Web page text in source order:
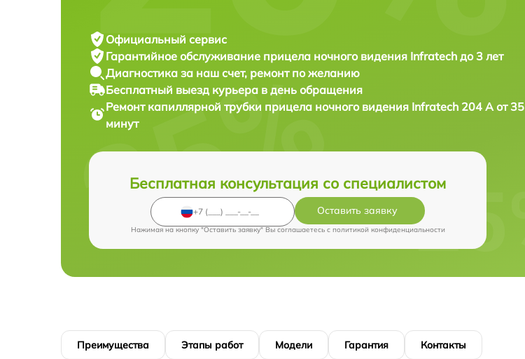
Официальный сервис
Гарантийное обслуживание прицела ночного видения Infratech до 3 лет
Диагностика за наш счет, ремонт по желанию
Бесплатный выезд курьера в день обращения
Ремонт капиллярной трубки прицела ночного видения Infratech 204 А от 35
минут
Бесплатная консультация со специалистом
Оставить заявку
Нажимая на кнопку "Оставить заявку" Вы соглашаетесь c политикой конфиденциальности
Преимущества Этапы работ Модели Гарантия Контакты